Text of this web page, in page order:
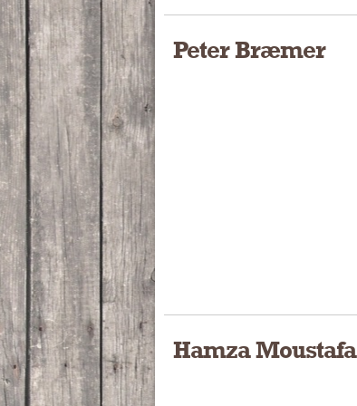
Peter Bræmer
Hamza Moustafa